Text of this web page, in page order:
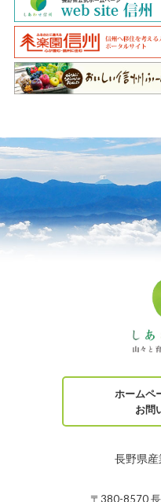
ホームペ
お問
長野県
〒380-8570